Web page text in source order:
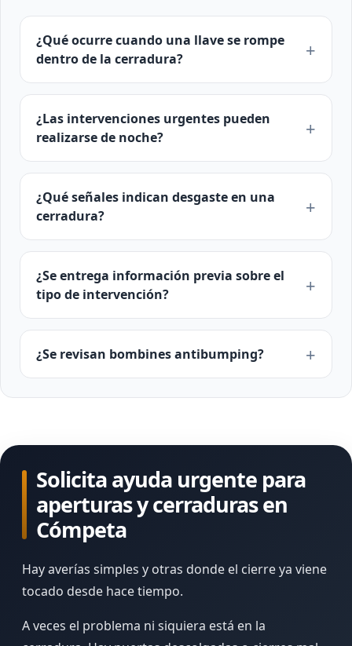
¿Qué ocurre cuando una llave se rompe
dentro de la cerradura?
¿Las intervenciones urgentes pueden
realizarse de noche?
¿Qué señales indican desgaste en una
cerradura?
¿Se entrega información previa sobre el
tipo de intervención?
¿Se revisan bombines antibumping?
Solicita ayuda urgente para
aperturas y cerraduras en
Cómpeta
Hay averías simples y otras donde el cierre ya viene
tocado desde hace tiempo.
A veces el problema ni siquiera está en la